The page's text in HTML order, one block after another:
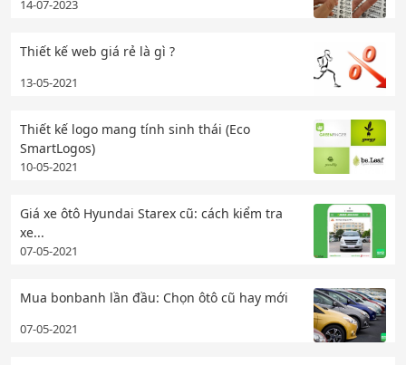
14-07-2023
Thiết kế web giá rẻ là gì ?
13-05-2021
Thiết kế logo mang tính sinh thái (Eco
SmartLogos)
10-05-2021
Giá xe ôtô Hyundai Starex cũ: cách kiểm tra
xe...
07-05-2021
Mua bonbanh lần đầu: Chọn ôtô cũ hay mới
07-05-2021